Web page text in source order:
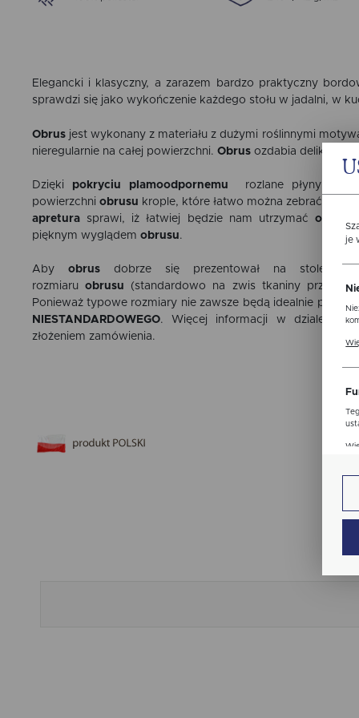
Elegancki i klasyczny, a zarazem bardzo praktyczny
sprawdzi się jako wykończenie każdego stołu w jadalni, w
Obrus jest wykonany z materiału z dużymi roślinnymi
nieregularnie na całej powierzchni. Obrusozdabia delikatna
Dzięki pokryciu plamoodpornemu rozlane płyny nie
powierzchni obrusu krople, które łatwo można zebrać, np.
apreturasprawi, iż łatwiej będzie nam utrzymaćobrus
pięknym wyglądem obrusu.
Aby obrusdobrze się prezentował na stole,
rozmiaru obrusu (standardowo na zwis tkaniny
Ponieważ typowe rozmiary nie zawsze będą idealnie
NIESTANDARDOWEGO. Więcej informacji w dziale
złożeniem zamówienia.
je